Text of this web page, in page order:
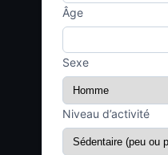
Âge
Sexe
Niveau d’activité